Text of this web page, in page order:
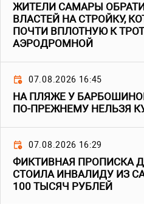
ЖИТЕЛИ САМАРЫ
ВЛАСТЕЙ НА СТРОЙКУ,
ПОЧТИ ВПЛОТНУЮ К
АЭРОДРОМНОЙ
07.08.2026 16:45
НА ПЛЯЖЕ У
ПО-ПРЕЖНЕМУ НЕЛЬЗЯ
07.08.2026 16:29
ФИКТИВНАЯ ПРОПИСКА
СТОИЛА ИНВАЛИДУ ИЗ
100 ТЫСЯЧ РУБЛЕЙ